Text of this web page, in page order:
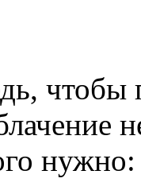
чтобы
нужно: